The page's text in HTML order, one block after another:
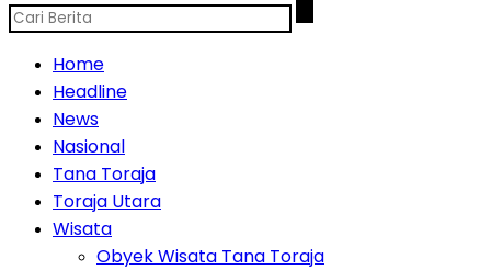
Home
Headline
News
Nasional
Tana Toraja
Toraja Utara
Wisata
Obyek Wisata Tana Toraja